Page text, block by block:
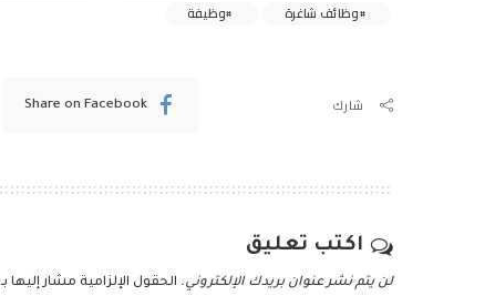
وظائف شاغرة
وظيفة
شارك Share on Facebook
اكتب تعليق
لن يتم نشر عنوان بريدك الإلكتروني. الحقول الإلزامية مشار إليها بـ